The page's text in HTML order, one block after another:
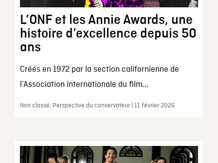
L’ONF et les Annie Awards, une
histoire d’excellence depuis 50
ans
Créés en 1972 par la section californienne de
l’Association internationale du film...
Non classé, Perspective du conservateur | 11 février 2026